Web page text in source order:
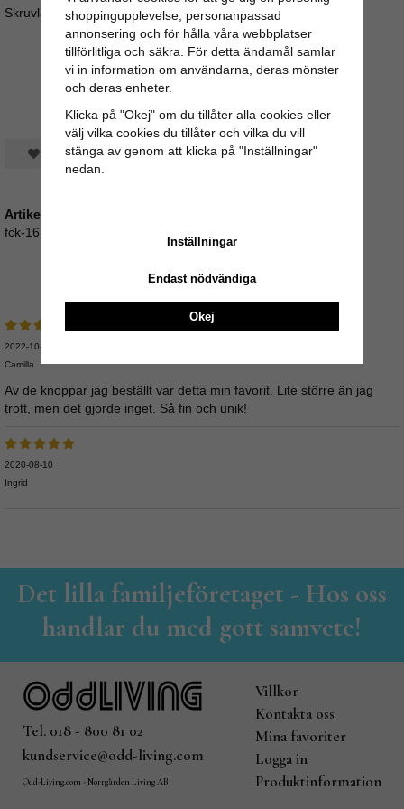
Skruvlängd ca 3,5cm (M4)
Spara som favorit
Artikelnummer:
fck-16
Medelbetyg5/5 baserat på2
2022-10-04
Camilla
Av de knoppar jag beställt var detta min favorit. Lite större än jag
trott, men det gjorde inget. Så fin och unik!
2020-08-10
Ingrid
Det lilla familjeföretaget - Hos oss
handlar du med gott samvete!
Tel. 018 - 800 81 02
kundservice@odd-living.com
Odd-Living.com - Norrgården Living AB
Villkor
Kontakta oss
Mina favoriter
Logga in
Produktinformation
shoppingupplevelse, personanpassad
annonsering och för hålla våra webbplatser
tillförlitliga och säkra. För detta ändamål samlar
vi in information om användarna, deras mönster
och deras enheter.
Klicka på "Okej" om du tillåter alla cookies eller
välj vilka cookies du tillåter och vilka du vill
stänga av genom att klicka på "Inställningar"
nedan.
Inställningar
Endast nödvändiga
Okej